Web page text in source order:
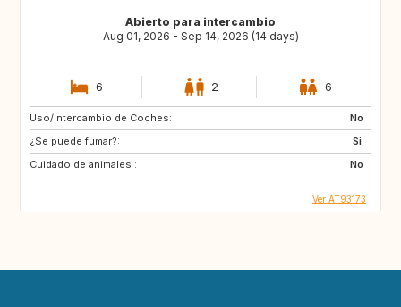
Abierto para intercambio
Aug 01, 2026 - Sep 14, 2026 (14 days)
6 2 6
Uso/Intercambio de Coches:
No
¿Se puede fumar?:
Si
Cuidado de animales :
No
Ver AT93173